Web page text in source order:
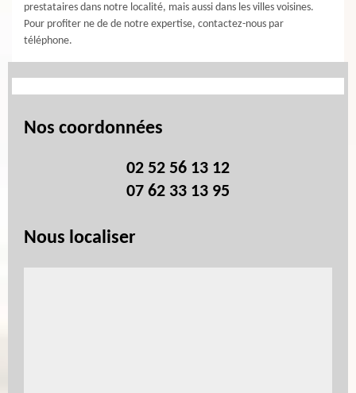
prestataires dans notre localité, mais aussi dans les villes voisines.
Pour profiter ne de de notre expertise, contactez-nous par
téléphone.
Nos coordonnées
02 52 56 13 12
07 62 33 13 95
Nous localiser